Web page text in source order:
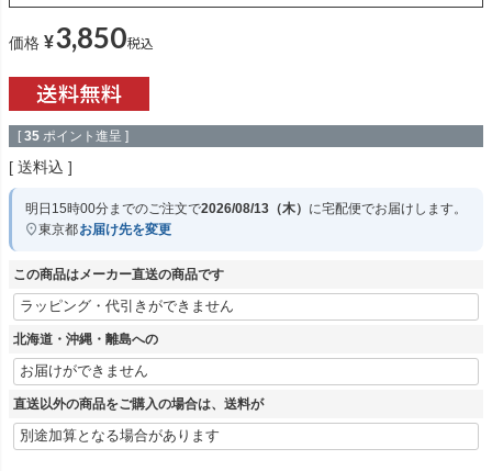
価格 ¥3,850税込
[ 35 ポイント進呈 ]
送料込
明日 15時00分までのご注文で2026/08/13（木） に宅配便でお届けします。
東京都お届け先を変更
この商品はメーカー直送の商品です
北海道・沖縄・離島への
直送以外の商品をご購入の場合は、送料が